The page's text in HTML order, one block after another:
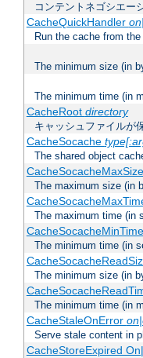
コンテントネゴシエー
CacheQuickHandler
Run the cache from
The minimum size (in
The minimum time (in
CacheRoot directory
キャッシュファイルが
CacheSocache
The shared object
CacheSocacheMaxSize
The maximum size (in
The maximum time (in
CacheSocacheMinTime
The minimum time (in
The minimum size (in
The minimum time (in
CacheStaleOnError
Serve stale content in
CacheStoreExpired